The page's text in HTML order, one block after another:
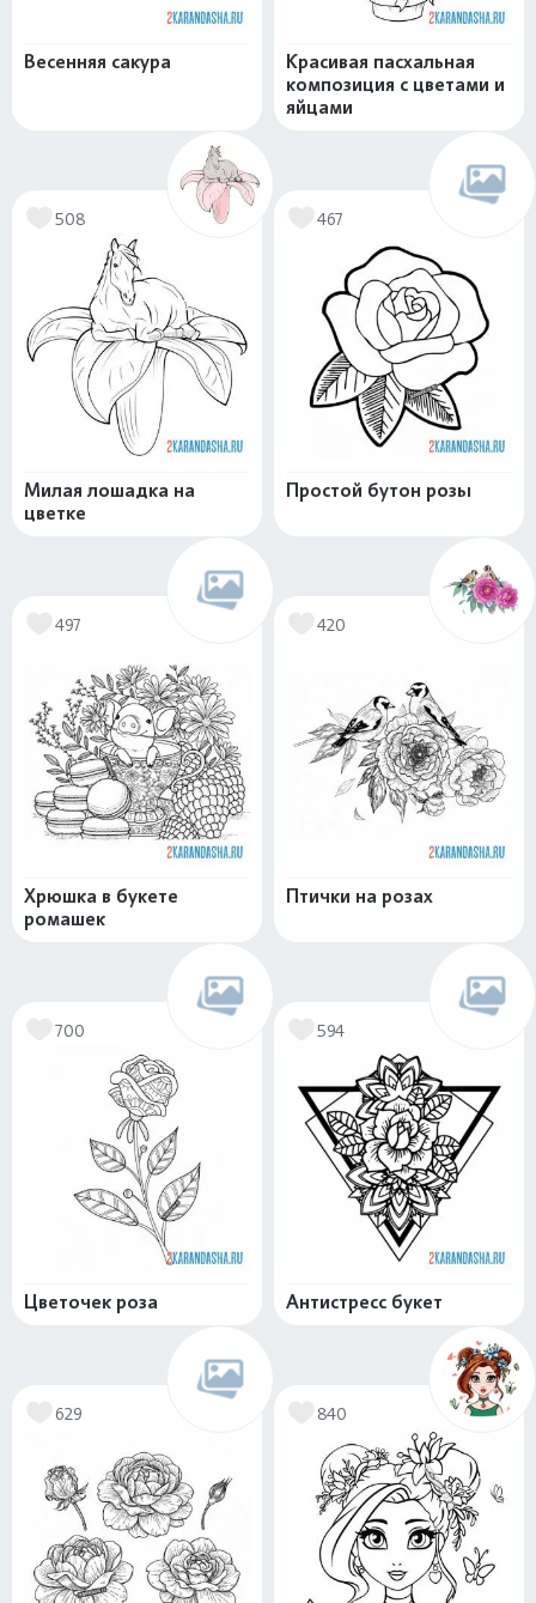
Весенняя сакура
Красивая пасхальная
композиция с цветами и
яйцами
508
Милая лошадка на
цветке
467
Простой бутон розы
497
Хрюшка в букете
ромашек
420
Птички на розах
700
Цветочек роза
594
Антистресс букет
629 840